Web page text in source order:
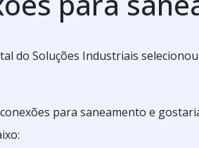
do Soluções Industriais
para saneamento e